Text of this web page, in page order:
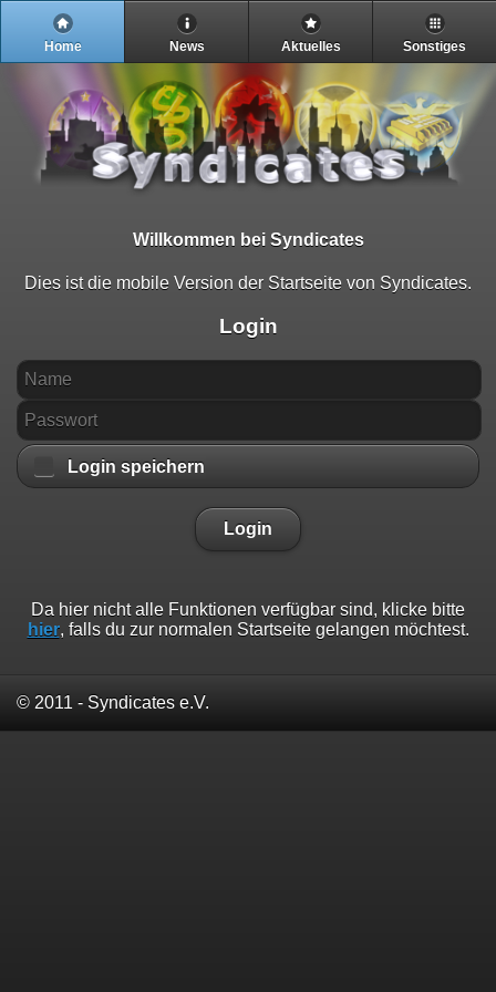
Home News Aktuelles Sonstiges
Willkommen bei Syndicates
Dies ist die mobile Version der Startseite von Syndicates.
Login
Login speichern
Login
Da hier nicht alle Funktionen verfügbar sind, klicke bitte
hier, falls du zur normalen Startseite gelangen möchtest.
© 2011 - Syndicates e.V.